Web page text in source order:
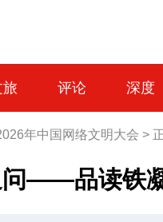
旅 评论 深度
年中国网络文明大会 >
——品读铁